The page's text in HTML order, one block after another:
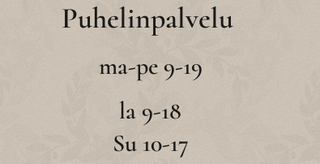
Puhelinpalvelu
ma-pe 9-19
la 9-18
Su 10-17